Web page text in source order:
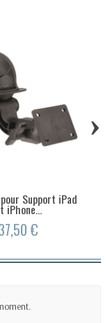
Support iPad
iPhone...
€
›